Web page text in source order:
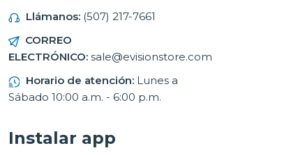
Llámanos: (507) 217-7661
CORREO
ELECTRÓNICO: sale@evisionstore.com
Horario de atención: Lunes a
Sábado 10:00 a.m. - 6:00 p.m.
Instalar app